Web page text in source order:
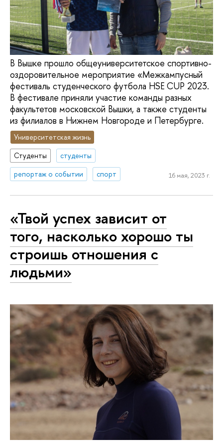
В Вышке прошло общеуниверситетское спортивно-
оздоровительное мероприятие «Межкампусный
фестиваль студенческого футбола HSE CUP 2023.
В фестивале приняли участие команды разных
факультетов московской Вышки, а также студенты
из филиалов в Нижнем Новгороде и Петербурге.
Университетская жизнь
Студенты
студенты
репортаж о событии
спорт 16 мая, 2023 г.
«Твой успех зависит от
того, насколько хорошо ты
строишь отношения с
людьми»